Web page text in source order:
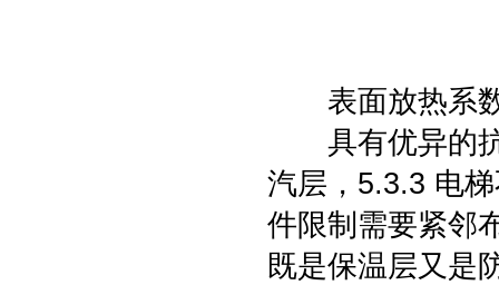
表面放热系数
具有优异的抗
汽层，5.3.3 电
件限制需要紧邻
既是保温层又是